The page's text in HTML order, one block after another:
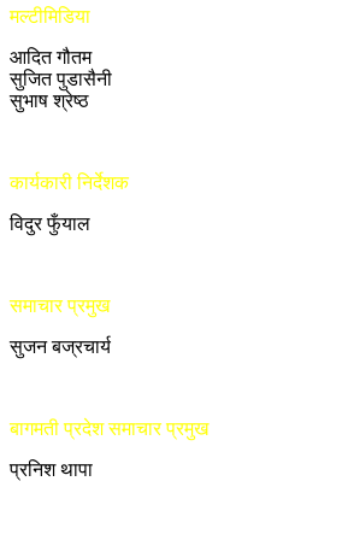
मल्टीमिडिया
आदित गौतम
सुजित पुडासैनी
सुभाष श्रेष्ठ
कार्यकारी निर्देशक
विदुर फुँयाल
समाचार प्रमुख
सुजन बज्रचार्य
बागमती प्रदेश समाचार प्रमुख
प्रनिश थापा